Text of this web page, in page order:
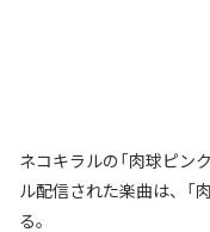
ネコキラルの「肉球ピン
ル配信された楽曲は、「
る。